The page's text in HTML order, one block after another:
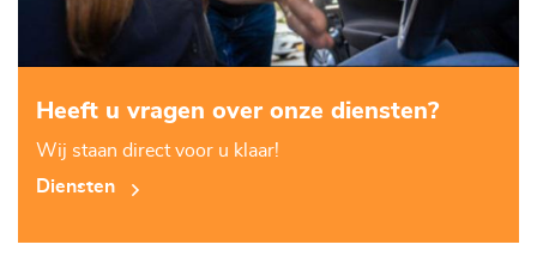
Heeft u vragen over onze diensten?
Wij staan direct voor u klaar!
Diensten